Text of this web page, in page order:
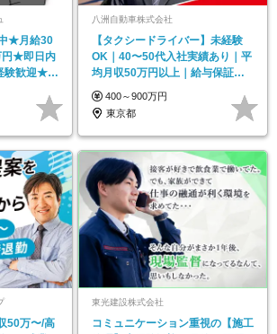
★月給30
円★即日内
験歓迎★成
八洲自動車株式会社
【タクシードライバー】未経験
OK｜40〜50代入社実績あり｜平
均月収50万円以上｜給与保証｜
定年後再雇用あり
400～900万円
東京都
50万〜/高
東光建設株式会社
コミュニケーション重視の【施工